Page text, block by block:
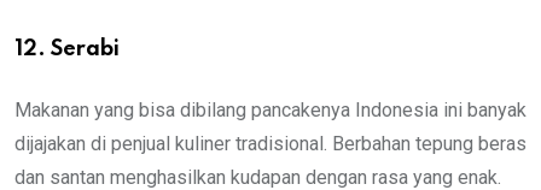
12. Serabi
Makanan yang bisa dibilang pancakenya Indonesia ini banyak
dijajakan di penjual kuliner tradisional. Berbahan tepung beras
dan santan menghasilkan kudapan dengan rasa yang enak.